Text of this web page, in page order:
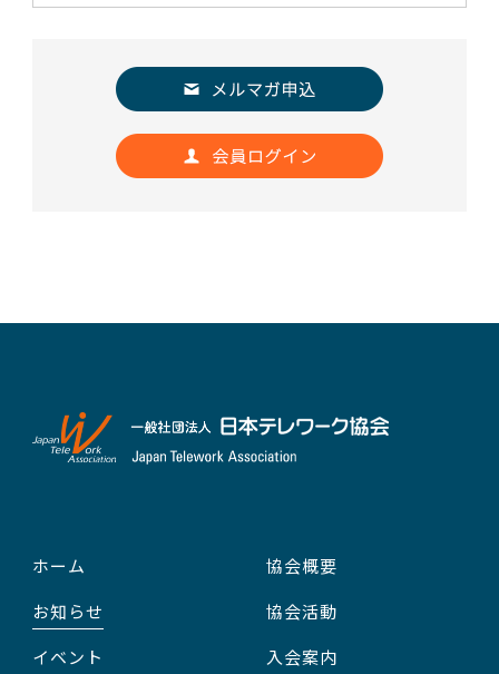
ホーム
お知らせ
イベント
協会概要
協会活動
入会案内